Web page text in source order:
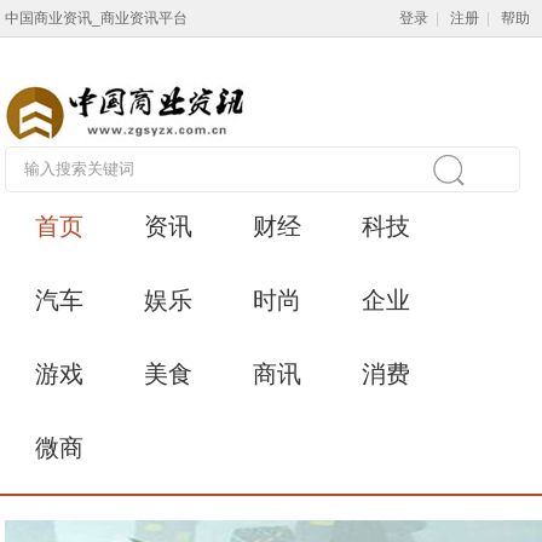
中国商业资讯_商业资讯平台 登录 注册 帮助
首页 资讯 财经 科技
汽车 娱乐 时尚 企业
游戏 美食 商讯 消费
微商